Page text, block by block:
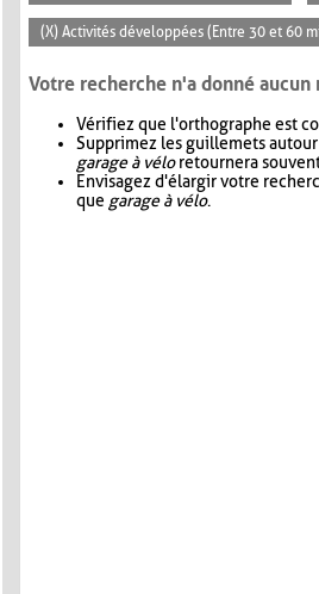
(X) Activités développées (Entre 30 et 60
Votre recherche n'a donné aucun
Vérifiez que l'orthographe est
Supprimez les guillemets
garage à véloretournera
Envisagez d'élargir votre
que garage à vélo.